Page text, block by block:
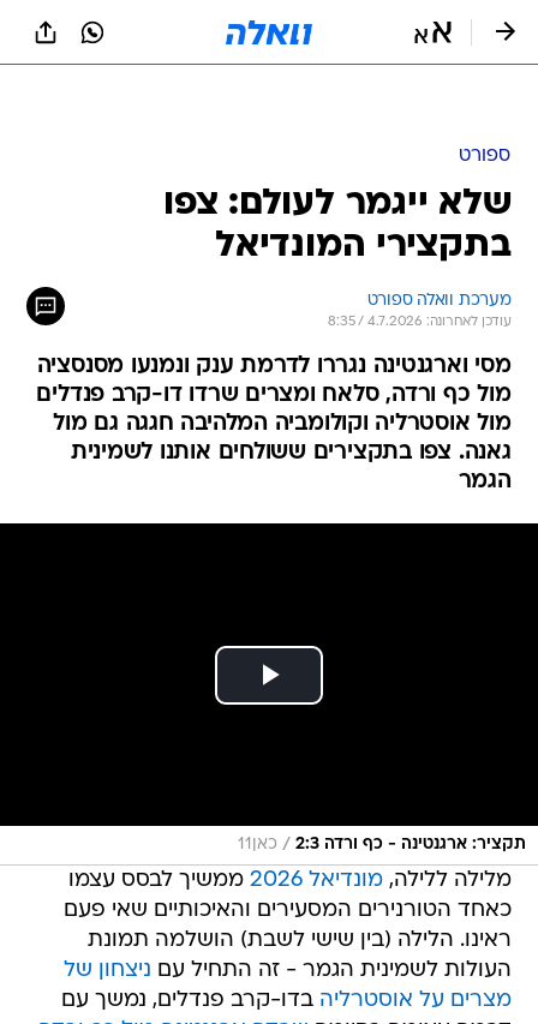
ספורט
שלא ייגמר לעולם: צפו
בתקצירי המונדיאל
מערכת וואלה ספורט
עודכן לאחרונה: 4.7.2026 / 8:35
מסי וארגנטינה נגררו לדרמת ענק ונמנעו מסנסציה
מול כף ורדה, סלאח ומצרים שרדו דו-קרב פנדלים
מול אוסטרליה וקולומביה המלהיבה חגגה גם מול
גאנה. צפו בתקצירים ששולחים אותנו לשמינית
הגמר
תקציר: ארגנטינה - כף ורדה 2:3 / כאן11
מלילה ללילה,מונדיאל 2026
ממשיך לבסס עצמו
כאחד הטורנירים המסעירים והאיכותיים שאי פעם
ראינו. הלילה (בין שישי לשבת) הושלמה תמונת
העולות לשמינית הגמר - זה התחיל עם ניצחון של
מצרים על אוסטרליה בדו-קרב פנדלים, נמשך עם